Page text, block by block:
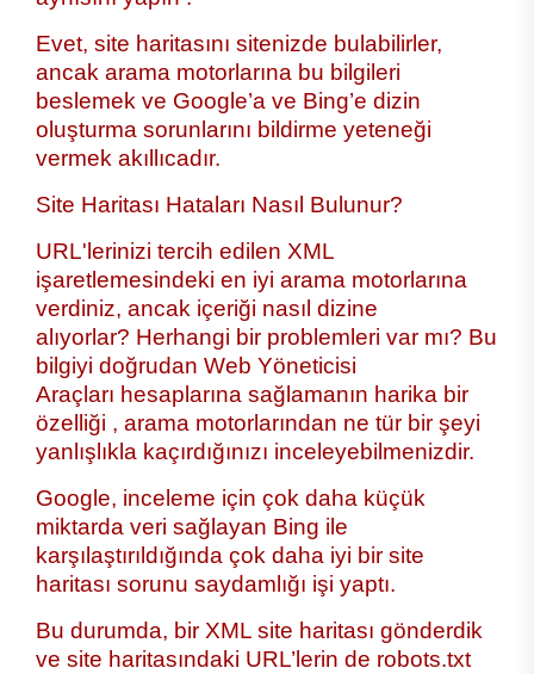
Evet, site haritasını sitenizde bulabilirler,
ancak arama motorlarına bu bilgileri
beslemek ve Google’a ve Bing’e dizin
oluşturma sorunlarını bildirme yeteneği
vermek akıllıcadır.
Site Haritası Hataları Nasıl Bulunur?
URL'lerinizi tercih edilen XML
işaretlemesindeki en iyi arama motorlarına
verdiniz, ancak içeriği nasıl dizine
alıyorlar? Herhangi bir problemleri var mı? Bu
bilgiyi doğrudan Web Yöneticisi
Araçları hesaplarına sağlamanın harika bir
özelliği , arama motorlarından ne tür bir şeyi
yanlışlıkla kaçırdığınızı inceleyebilmenizdir.
Google, inceleme için çok daha küçük
miktarda veri sağlayan Bing ile
karşılaştırıldığında çok daha iyi bir site
haritası sorunu saydamlığı işi yaptı.
Bu durumda, bir XML site haritası gönderdik
ve site haritasındaki URL’lerin de robots.txt